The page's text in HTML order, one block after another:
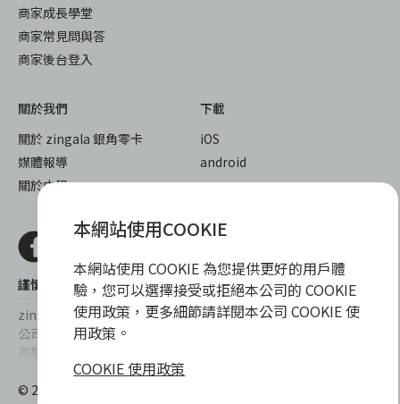
商家成長學堂
商家常見問與答
商家後台登入
關於我們
關於 zingala 銀角零卡
媒體報導
關於中租
下載
iOS
android
謹慎衡量自身財務狀況，理性理財最安心
zingala銀角零卡/仲信資融沒有代辦公司及代辦業務，也未與代辦
公司合作，更不會要求您提供實體銀行提款卡或實體信用卡，請提
高警覺，勿受騙上當！
提醒您，消費前請審慎評估財務狀況，理性理財最安心。總費用年
百分率區間為0%~15.9%，實際費用率，仍以各合作商家提供之商
© 2022 仲信資融股份有限公司 Chailease Consumer Finance
本網站使用COOKIE
本網站使用 COOKIE 為您提供更好的用戶體
驗，您可以選擇接受或拒絕本公司的 COOKIE
使用政策，更多細節請詳閱本公司 COOKIE 使
用政策。
COOKIE 使用政策